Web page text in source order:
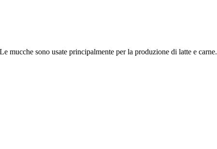
sono usate principalmente per la produzione di latte e carne.